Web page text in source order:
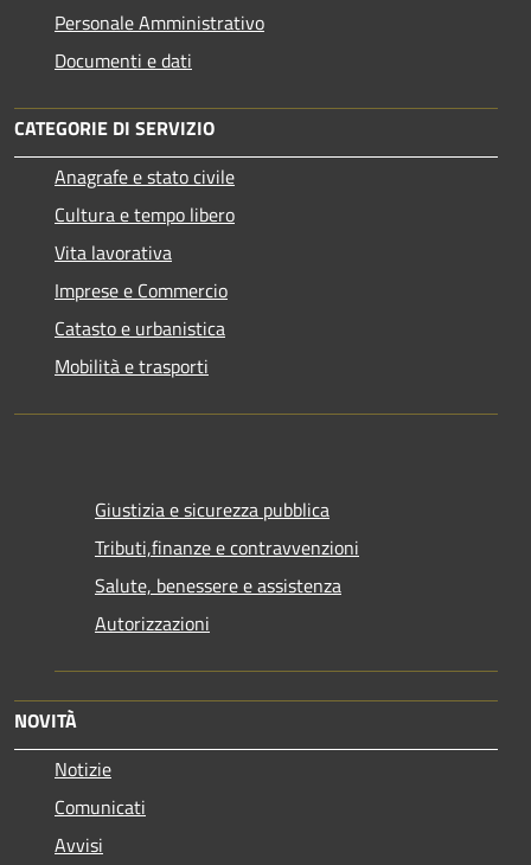
Personale Amministrativo
Documenti e dati
CATEGORIE DI SERVIZIO
Anagrafe e stato civile
Cultura e tempo libero
Vita lavorativa
Imprese e Commercio
Catasto e urbanistica
Mobilità e trasporti
Giustizia e sicurezza pubblica
Tributi,finanze e contravvenzioni
Salute, benessere e assistenza
Autorizzazioni
NOVITÀ
Notizie
Comunicati
Avvisi